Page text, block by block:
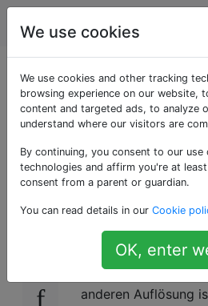
Die
hinterlässt
Stelle
0
Wenn ich die
864 einstelle, wird
verschoben und es
Stelle. Was könnte
anderen Auflösung
We use cookies
We use cookies and other tracking
browsing experience on our website,
content and targeted ads, to analyze
understand where our visitors are
By continuing, you consent to our
technologies and affirm you're at
consent from a parent or guardian.
You can read details in our Cookie
OK, enter